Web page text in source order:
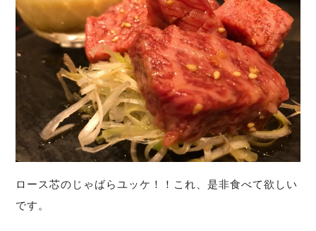
ロース芯のじゃばらユッケ！！これ、是非食べて欲しい
です。